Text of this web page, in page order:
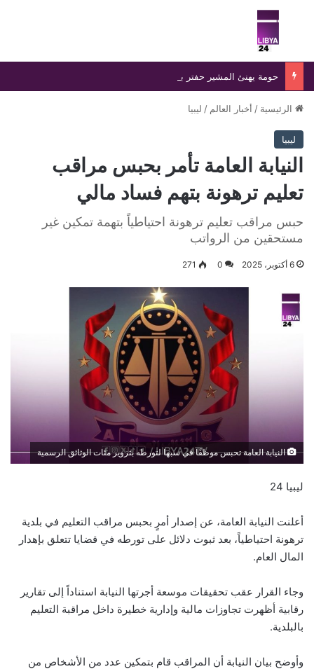
بحث عن
الرئيسية / أخبار العالم / ليبيا
ليبيا
النيابة العامة تأمر بحبس مراقب
تعليم ترهونة بتهم فساد مالي
حبس مراقب تعليم ترهونة احتياطياً بتهمة تمكين غير
مستحقين من الرواتب
6 أكتوبر، 2025 0
271
النيابة العامة تحبس موظفًا في سبها لتورطه بتزوير مئات الوثائق الرسمية
ليبيا 24
أعلنت النيابة العامة، عن إصدار أمرٍ بحبس مراقب التعليم في بلدية
ترهونة احتياطياً، بعد ثبوت دلائل على تورطه في قضايا تتعلق بإهدار
المال العام.
وجاء القرار عقب تحقيقات موسعة أجرتها النيابة استناداً إلى تقارير
رقابية أظهرت تجاوزات مالية وإدارية خطيرة داخل مراقبة التعليم
بالبلدية.
وأوضح بيان النيابة أن المراقب قام بتمكين عدد من الأشخاص من